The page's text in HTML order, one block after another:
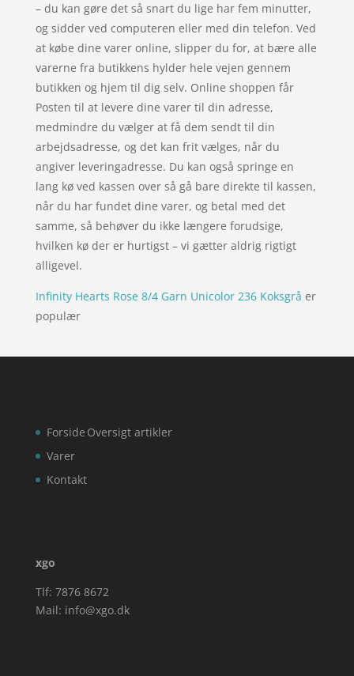
– du kan gøre det så snart du lige har fem minutter,
og sidder ved computeren eller med din telefon. Ved
at købe dine varer online, slipper du for, at bære alle
varerne fra butikkens hylder hele vejen gennem
butikken og hjem til dig selv. Online shoppen får
Posten til at levere dine varer til din adresse,
medmindre du vælger at få dem sendt til din
arbejdsadresse, og det kan frit vælges, når du
angiver leveringadresse. Du kan også springe en
lang kø ved kassen over så gå bare direkte til kassen,
når du har fundet dine varer, og betal med det
samme, så behøver du ikke længere forudsige,
hvilken kø der er hurtigst – vi gætter aldrig rigtigt
alligevel.
Infinity Hearts Rose 8/4 Garn Unicolor 236 Koksgrå er
populær
Forside
Varer
Kontakt
Oversigt artikler
xgo
Tlf: 7876 8672
Mail: info@xgo.dk